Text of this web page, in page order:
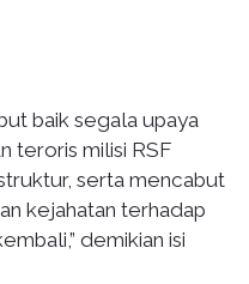
baik segala upaya
teroris milisi RSF
serta mencabut
kejahatan terhadap
demikian isi